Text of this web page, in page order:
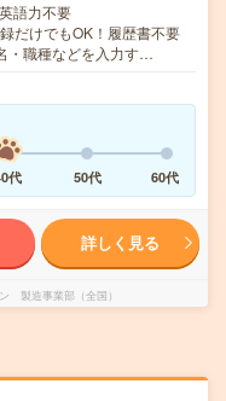
語力不要
だけでもOK！履歴書不要
・職種などを入力す…
代 50代 60代
詳しく見る
製造事業部（全国）